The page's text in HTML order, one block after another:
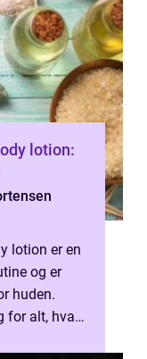
lotion:
lotion er en
og er
huden.
for alt, hvad